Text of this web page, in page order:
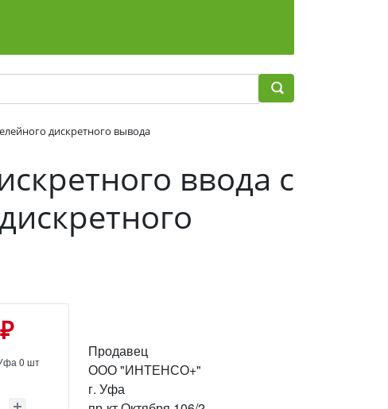
дискретного вывода
ввода с
0 шт
Продавец
ООО "ИНТЕНСО+"
г. Уфа